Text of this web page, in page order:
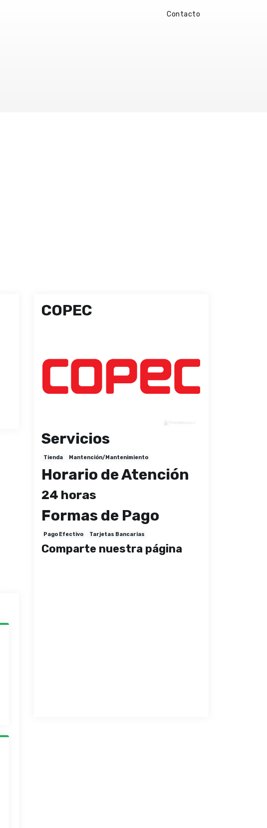
Contacto
COPEC
Servicios
Tienda Mantención/Mantenimiento
Horario de Atención
24 horas
Formas de Pago
Pago Efectivo Tarjetas Bancarias
Comparte nuestra página